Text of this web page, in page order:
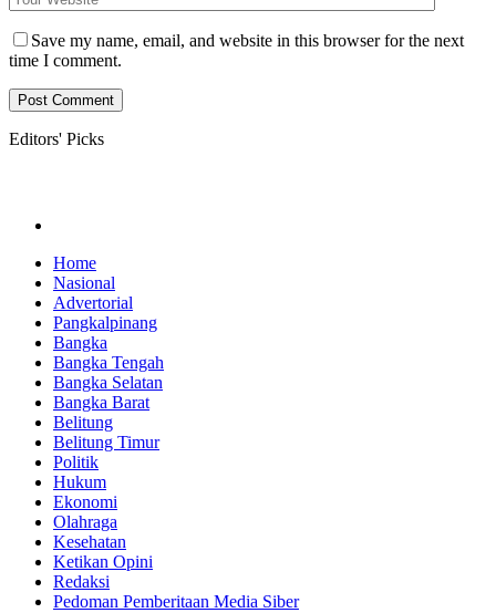
Save my name, email, and website in this browser for the next
time I comment.
Editors' Picks
Home
Nasional
Advertorial
Pangkalpinang
Bangka
Bangka Tengah
Bangka Selatan
Bangka Barat
Belitung
Belitung Timur
Politik
Hukum
Ekonomi
Olahraga
Kesehatan
Ketikan Opini
Redaksi
Pedoman Pemberitaan Media Siber